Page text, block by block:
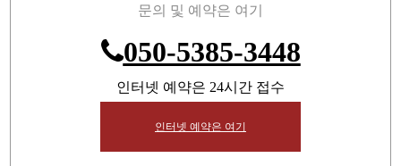
문의 및 예약은 여기
050-5385-3448
인터넷 예약은 24시간 접수
인터넷 예약은 여기